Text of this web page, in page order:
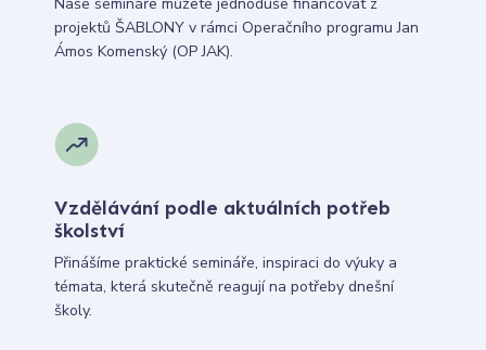
projektů ŠABLONY v rámci Operačního programu Jan
Ámos Komenský (OP JAK).
Vzdělávání podle aktuálních potřeb
školství
Přinášíme praktické semináře, inspiraci do výuky a
témata, která skutečně reagují na potřeby dnešní
školy.